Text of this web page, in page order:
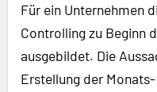
Für ein Unternehmen
Controlling zu Beginn
ausgebildet. Die
Erstellung der